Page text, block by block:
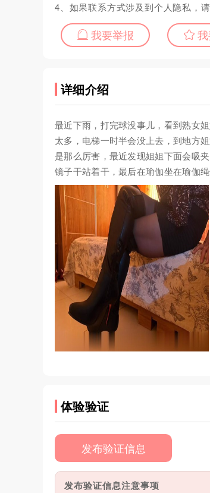
4、如果联系方式涉及到个人隐私，
我要举报
详细介绍
最近下雨，打完球没事儿，看到熟女
太多，电梯一时半会没上去，到地方
是那么厉害，最近发现姐姐下面会吸
镜子干站着干，最后在瑜伽坐在瑜伽
体验验证
发布验证信息
发布验证信息注意事项